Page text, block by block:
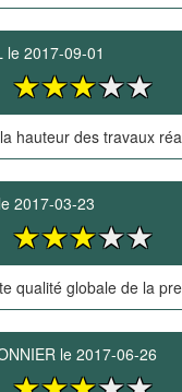
le 2017-09-01
hauteur des travaux
le 2017-03-23
qualité globale de la
le 2017-06-26